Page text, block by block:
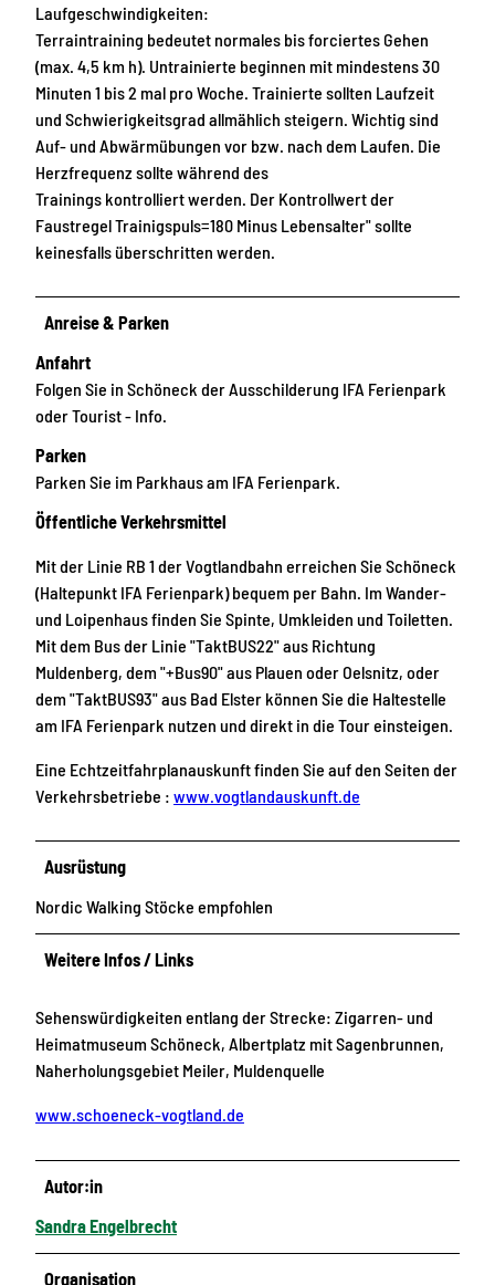
Laufgeschwindigkeiten:
Terraintraining bedeutet normales bis forciertes Gehen
(max. 4,5 km h). Untrainierte beginnen mit mindestens 30
Minuten 1 bis 2 mal pro Woche. Trainierte sollten Laufzeit
und Schwierigkeitsgrad allmählich steigern. Wichtig sind
Auf- und Abwärmübungen vor bzw. nach dem Laufen. Die
Herzfrequenz sollte während des
Trainings kontrolliert werden. Der Kontrollwert der
Faustregel Trainigspuls=180 Minus Lebensalter" sollte
keinesfalls überschritten werden.
Anreise & Parken
Anfahrt
Folgen Sie in Schöneck der Ausschilderung IFA Ferienpark
oder Tourist - Info.
Parken
Parken Sie im Parkhaus am IFA Ferienpark.
Öffentliche Verkehrsmittel
Mit der Linie RB 1 der Vogtlandbahn erreichen Sie Schöneck
(Haltepunkt IFA Ferienpark) bequem per Bahn. Im Wander-
und Loipenhaus finden Sie Spinte, Umkleiden und Toiletten.
Mit dem Bus der Linie "TaktBUS22" aus Richtung
Muldenberg, dem "+Bus90" aus Plauen oder Oelsnitz, oder
dem "TaktBUS93" aus Bad Elster können Sie die Haltestelle
am IFA Ferienpark nutzen und direkt in die Tour einsteigen.
Eine Echtzeitfahrplanauskunft finden Sie auf den Seiten der
Verkehrsbetriebe : www.vogtlandauskunft.de
Ausrüstung
Nordic Walking Stöcke empfohlen
Weitere Infos / Links
Sehenswürdigkeiten entlang der Strecke: Zigarren- und
Heimatmuseum Schöneck, Albertplatz mit Sagenbrunnen,
Naherholungsgebiet Meiler, Muldenquelle
www.schoeneck-vogtland.de
Autor:in
Sandra Engelbrecht
Organisation